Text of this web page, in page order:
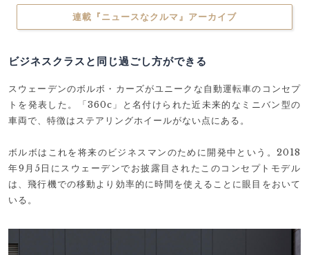
連載『ニュースなクルマ』アーカイブ
ビジネスクラスと同じ過ごし方ができる
スウェーデンのボルボ・カーズがユニークな自動運転車のコンセプ
トを発表した。「360c」と名付けられた近未来的なミニバン型の
車両で、特徴はステアリングホイールがない点にある。
ボルボはこれを将来のビジネスマンのために開発中という。2018
年9月5日にスウェーデンでお披露目されたこのコンセプトモデル
は、飛行機での移動より効率的に時間を使えることに眼目をおいて
いる。